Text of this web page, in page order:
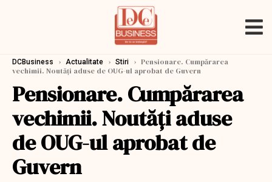
DCBusiness › Actualitate › Stiri › Pensionare. Cumpărarea
vechimii. Noutăți aduse de OUG-ul aprobat de Guvern
Pensionare. Cumpărarea
vechimii. Noutăți aduse
de OUG-ul aprobat de
Guvern